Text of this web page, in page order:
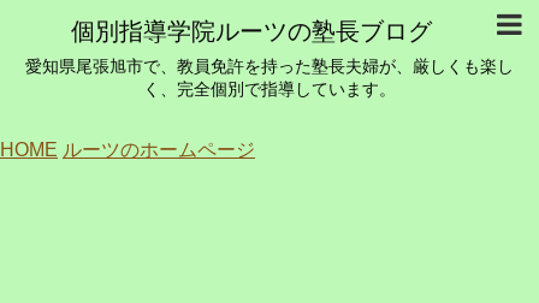
個別指導学院ルーツの塾長ブログ
愛知県尾張旭市で、教員免許を持った塾長夫婦が、厳しくも楽し
く、完全個別で指導しています。
HOME ルーツのホームページ